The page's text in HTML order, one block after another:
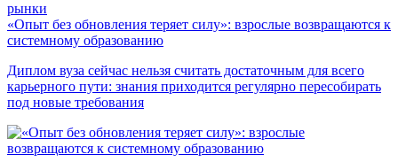
рынки
«Опыт без обновления теряет силу»: взрослые возвращаются к
системному образованию
Диплом вуза сейчас нельзя считать достаточным для всего
карьерного пути: знания приходится регулярно пересобирать
под новые требования